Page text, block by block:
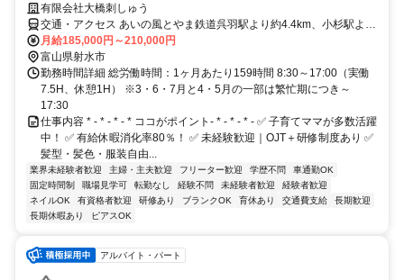
有限会社大橋刺しゅう
交通・アクセス あいの風とやま鉄道呉羽駅より約4.4km、小杉駅より
約3.9km
月給185,000円～210,000円
富山県射水市
勤務時間詳細 総労働時間：1ヶ月あたり159時間 8:30～17:00（実働
7.5H、休憩1H） ※3・6・7月と4・5月の一部は繁忙期につき～
17:30
仕事内容 * - * - * - * ココがポイント- * - * - * - ✅ 子育てママが多数活躍
中！ ✅ 有給休暇消化率80％！ ✅ 未経験歓迎｜OJT＋研修制度あり ✅
髪型・髪色・服装自由...
業界未経験者歓迎 主婦・主夫歓迎 フリーター歓迎 学歴不問
車通勤OK
固定時間制
職場見学可 転勤なし 経験不問 未経験者歓迎
経験者歓迎
ネイルOK
有資格者歓迎 研修あり ブランクOK 育休あり 交通費支給
長期歓迎
長期休暇あり
ピアスOK
アルバイト・パート